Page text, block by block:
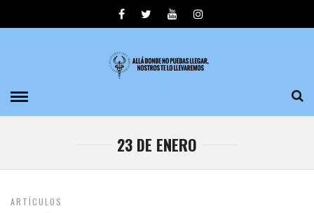
23 DE ENERO
ARTÍCULOS